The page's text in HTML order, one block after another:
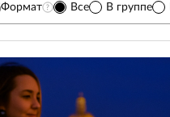
9 Гатчина7
Формат Все В группе